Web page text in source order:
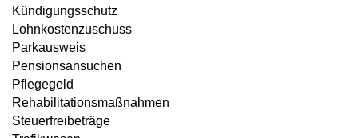
Kündigungsschutz
Lohnkostenzuschuss
Parkausweis
Pensionsansuchen
Pflegegeld
Rehabilitationsmaßnahmen
Steuerfreibeträge